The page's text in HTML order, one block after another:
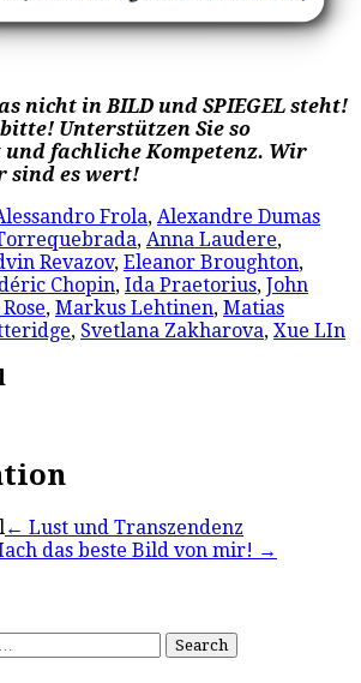
nicht in BILD und SPIEGEL steht!
Unterstützen Sie so
fachliche Kompetenz. Wir
sind es wert!
Frola, Alexandre Dumas
, Anna Laudere,
Revazov, Eleanor Broughton,
Chopin, Ida Praetorius, John
, Markus Lehtinen, Matias
, Svetlana Zakharova, Xue LIn
← Lust und Transzendenz
das beste Bild von mir! →